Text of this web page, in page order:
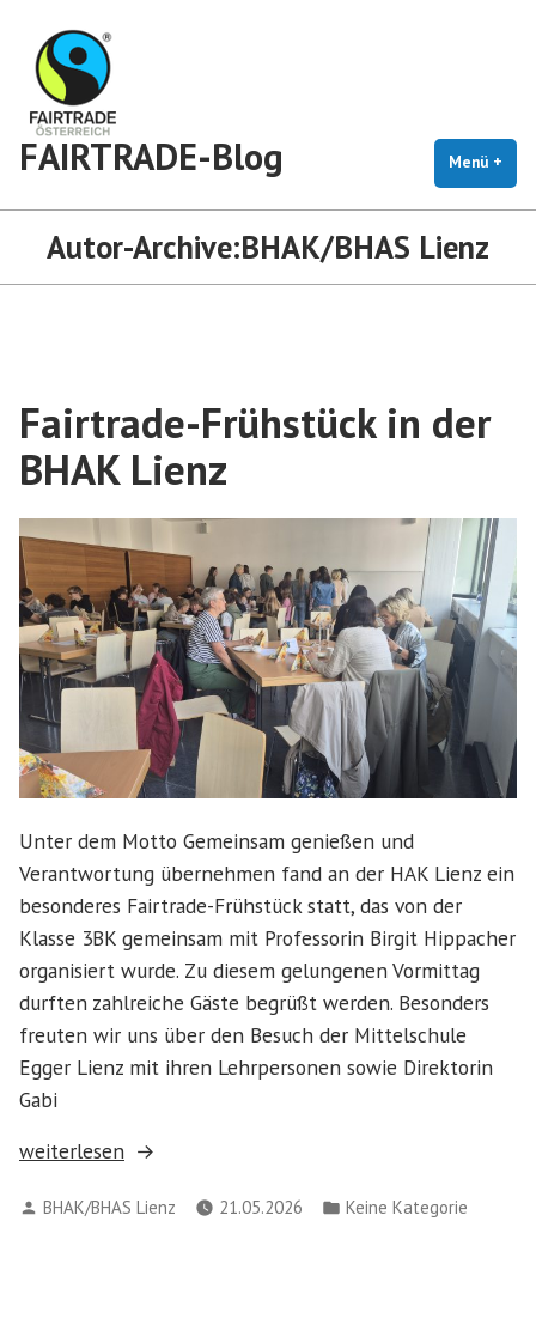
Inhalt
springen
FAIRTRADE-Blog Menü +
Autor-Archive:BHAK/BHAS Lienz
Fairtrade-Frühstück in der
BHAK Lienz
Unter dem Motto Gemeinsam genießen und
Verantwortung übernehmen fand an der HAK Lienz ein
besonderes Fairtrade-Frühstück statt, das von der
Klasse 3BK gemeinsam mit Professorin Birgit Hippacher
organisiert wurde. Zu diesem gelungenen Vormittag
durften zahlreiche Gäste begrüßt werden. Besonders
freuten wir uns über den Besuch der Mittelschule
Egger Lienz mit ihren Lehrpersonen sowie Direktorin
Gabi
„Fairtrade-
in
weiterlesen
Verfasst
BHAK/BHAS Lienz 21.05.2026
Veröffentlicht
Keine Kategorie